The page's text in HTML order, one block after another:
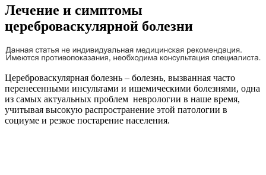
Лечение и симптомы
цереброваскулярной болезни
Цереброваскулярная болезнь – болезнь, вызванная часто
перенесенными инсультами и ишемическими болезнями, одна
из самых актуальных проблем неврологии в наше время,
учитывая высокую распространение этой патологии в
социуме и резкое постарение населения.